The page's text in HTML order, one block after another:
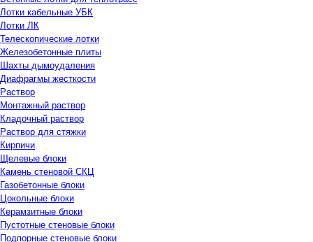
Лотки кабельные УБК
Лотки ЛК
Телескопические лотки
Железобетонные плиты
Шахты дымоудаления
Диафрагмы жесткости
Раствор
Монтажный раствор
Кладочный раствор
Раствор для стяжки
Кирпичи
Щелевые блоки
Камень стеновой СКЦ
Газобетонные блоки
Цокольные блоки
Керамзитные блоки
Пустотные стеновые блоки
Подпорные стеновые блоки